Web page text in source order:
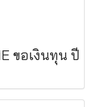
ขอเงินทุน ปี